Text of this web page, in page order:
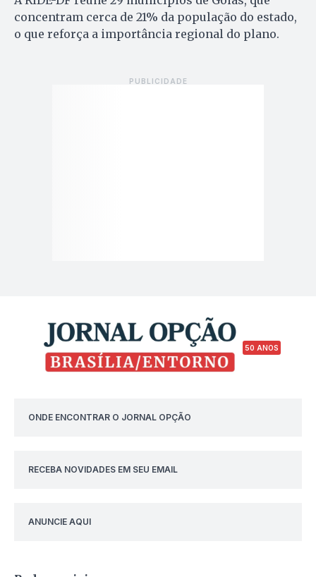
concentram cerca de 21% da população do estado,
o que reforça a importância regional do plano.
50 ANOS
ONDE ENCONTRAR O JORNAL OPÇÃO
RECEBA NOVIDADES EM SEU EMAIL
ANUNCIE AQUI